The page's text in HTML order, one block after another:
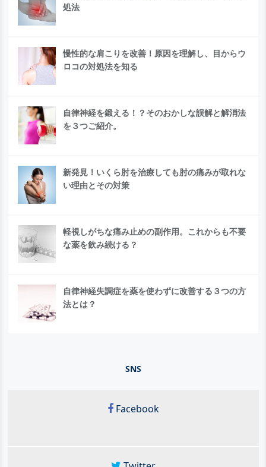
処法
慢性的な肩こりを改善！原因を理解し、目からウ
ロコの対処法を知る
自律神経を鍛える！？そのおかしな誤解と解消法
を３つご紹介。
新発見！いくら肘を治療しても肘の痛みが取れな
い理由とその対策
軽視しがちな痛み止めの副作用。これからも不要
な薬を飲み続ける？
自律神経失調症を薬を使わずに改善する３つの方
法とは？
SNS
Facebook